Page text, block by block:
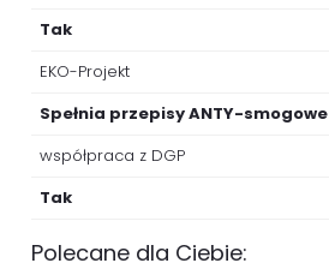
Tak
EKO-Projekt
Spełnia przepisy ANTY-smogowe
współpraca z DGP
Tak
Polecane dla Ciebie: